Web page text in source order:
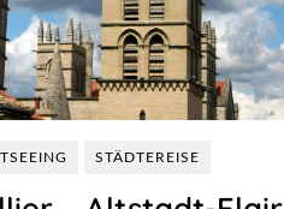
STÄDTEREISE